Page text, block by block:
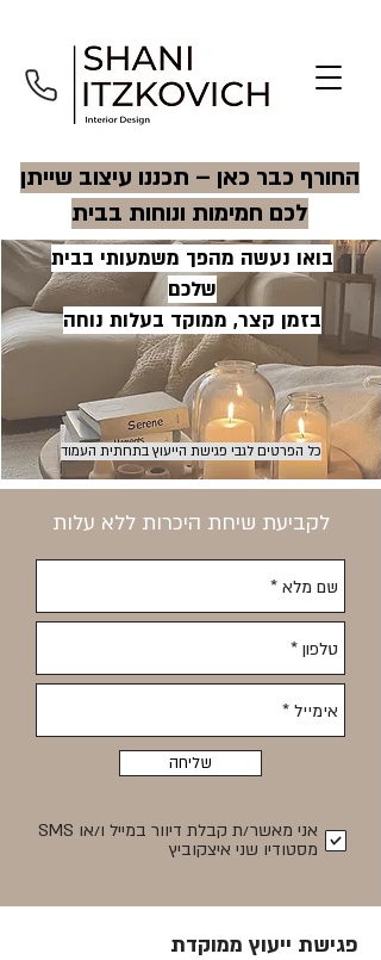
החורף כבר כאן – תכננו עיצוב שייתן
לכם חמימות ונוחות בבית
בואו נעשה מהפך משמעותי בבית
שלכם
בזמן קצר, ממוקד בעלות נוחה
כל הפרטים לגבי פגישת הייעוץ בתחתית העמוד
שליחה
אני מאשר/ת קבלת דיוור במייל ו/או SMS
מסטודיו שני איצקוביץ
פגישת ייעוץ ממוקדת